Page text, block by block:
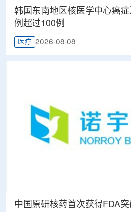
韩国东南地区核医学中心癌
例超过100例
医疗 2026-08-08
中国原研核药首次获得FDA